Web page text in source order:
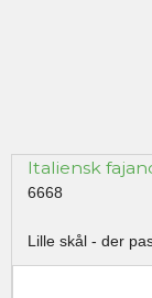
Italiensk
6668
Lille skål - der